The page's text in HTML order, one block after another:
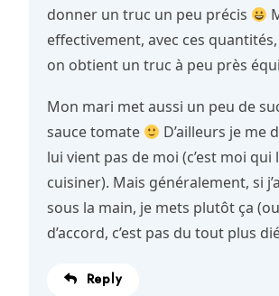
donner un truc un peu précis
effectivement, avec ces
on obtient un truc à peu près
Mon mari met aussi un peu de
sauce tomate
D’ailleurs je me
lui vient pas de moi (c’est moi qui
cuisiner). Mais généralement, si
sous la main, je mets plutôt ça
d’accord, c’est pas du tout plus
Reply